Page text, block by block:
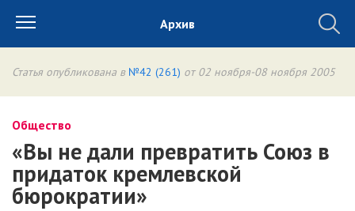
Архив
Статья опубликована в №42 (261) от 02 ноября-08 ноября 2005
Общество
«Вы не дали превратить Союз в
придаток кремлевской
бюрократии»